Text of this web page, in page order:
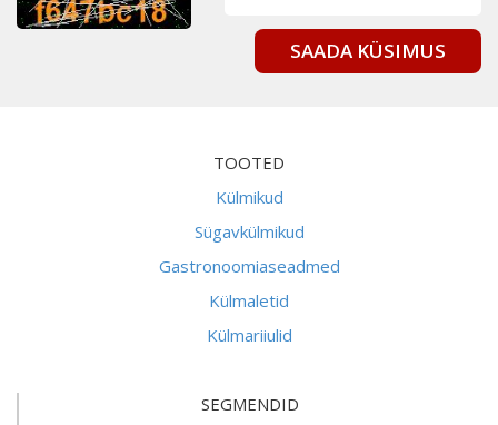
SAADA KÜSIMUS
TOOTED
Külmikud
Sügavkülmikud
Gastronoomiaseadmed
Külmaletid
Külmariiulid
SEGMENDID